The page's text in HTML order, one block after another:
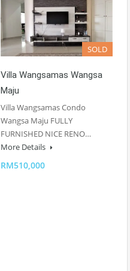
SOLD
Villa Wangsamas Wangsa
Maju
Villa Wangsamas Condo
Wangsa Maju FULLY
FURNISHED NICE RENO…
More Details
RM510,000